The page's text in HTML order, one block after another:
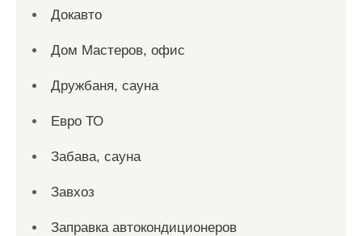
Докавто
Дом Мастеров, офис
Дружбаня, сауна
Евро ТО
Забава, сауна
Завхоз
Заправка автокондиционеров